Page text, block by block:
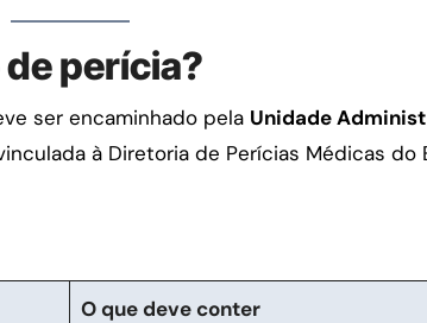
perícia?
ser encaminhado pela Unidade
à Diretoria de Perícias Médicas do
O que deve conter